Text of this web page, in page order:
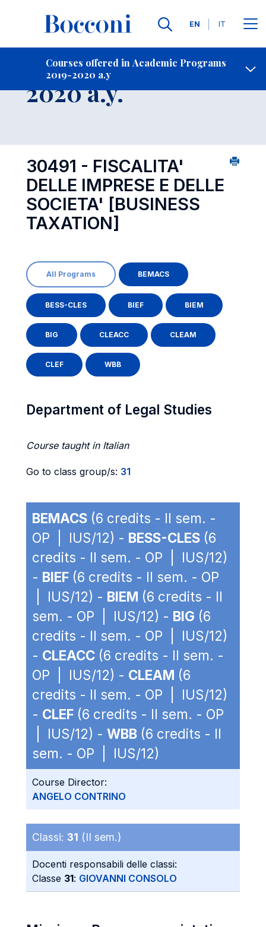
Languages
EN IT
Courses offered in Academic Programs
2019-2020 a.y
Contact Us
Course 2019-
2020 a.y.
30491 - FISCALITA'
DELLE IMPRESE E DELLE
SOCIETA' [BUSINESS
TAXATION]
All Programs BEMACS
BESS-CLES BIEF BIEM
BIG CLEACC CLEAM
CLEF WBB
Department of Legal Studies
Course taught in Italian
Go to class group/s: 31
BEMACS (6 credits - II sem. -
OP | IUS/12) - BESS-CLES (6
credits - II sem. - OP | IUS/12)
- BIEF (6 credits - II sem. - OP
| IUS/12) - BIEM (6 credits - II
sem. - OP | IUS/12) - BIG (6
credits - II sem. - OP | IUS/12)
- CLEACC (6 credits - II sem. -
OP | IUS/12) - CLEAM (6
credits - II sem. - OP | IUS/12)
- CLEF (6 credits - II sem. - OP
| IUS/12) - WBB (6 credits - II
sem. - OP | IUS/12)
Course Director:
ANGELO CONTRINO
Classi: 31 (II sem.)
Docenti responsabili delle classi:
Classe 31: GIOVANNI CONSOLO